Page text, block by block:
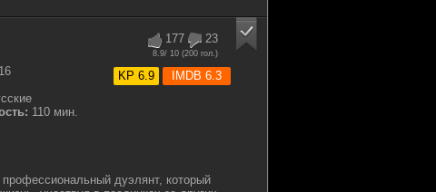
177 23
8.9/ 10 (200 гол.)
KP 6.9 IMDB 6.3
110 мин.
дуэлянт, который